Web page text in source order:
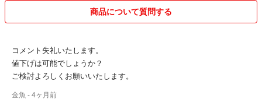
商品について質問する
コメント失礼いたします。
値下げは可能でしょうか？
ご検討よろしくお願いいたします。
金魚 - 4ヶ月前